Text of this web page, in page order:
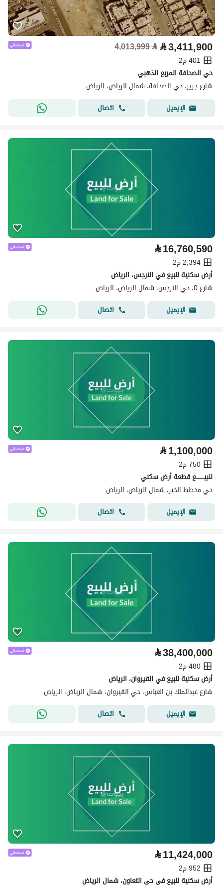
⃁3,411,900
⃁
4,013,999
401 م2
حي الصحافة المربع الذهبي
شارع جرير، حي الصحافة، شمال الرياض، الرياض
الإيميل
اتصال
⃁16,760,590
2,394 م2
أرض سكنية للبيع في النرجس، الرياض
شارع 0، حي النرجس، شمال الرياض، الرياض
الإيميل
اتصال
⃁1,100,000
750 م2
للبيــــــــع قطعة أرض سكني
حي مخطط الخير، شمال الرياض، الرياض
الإيميل
اتصال
⃁38,400,000
480 م2
أرض سكنية للبيع في القيروان، الرياض
شارع عبدالملك بن العباس، حي القيروان، شمال الرياض، الرياض
الإيميل
اتصال
⃁11,424,000
952 م2
أرض سكنية للبيع في حي التعاون، شمال الرياض